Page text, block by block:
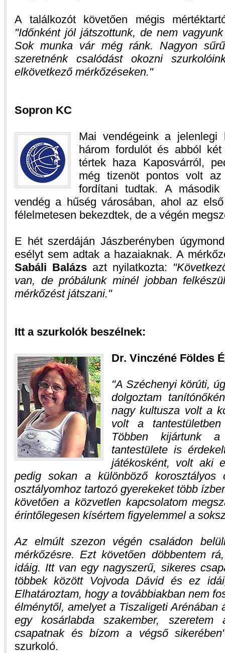
A találkozót követően mégis
Időnként jól játszottunk, de nem
Sok munka vár még ránk. Nagyon
szeretnénk csalódást okozni
elkövetkező mérkőzéseken.
Sopron KC
Mai vendégeink a jelenlegi
három fordulót és abból
tértek haza Kaposvárról,
még tizenöt pontos volt
fordítani tudtak. A
vendég a hűség városában, ahol az
félelmetesen bekezdtek, de a végén
E hét szerdáján Jászberényben
esélyt sem adtak a hazaiaknak. A
Sabáli Balázs azt nyilatkozta:
van, de próbálunk minél jobban
mérkőzést játszani.
Itt a szurkolók beszélnek:
Dr. Vinczéné Földes
A Széchenyi körúti,
dolgoztam
nagy kultusza volt a
volt a
Többen kijártunk
tantestülete is
játékosként, volt aki
pedig sokan a különböző korosztályos
osztályomhoz tartozó gyerekeket több
követően a közvetlen kapcsolatom
érintőlegesen kísértem figyelemmel a
Az elmúlt szezon végén családon
mérkőzésre. Ezt követően döbbentem
idáig. Itt van egy nagyszerű, sikeres
többek között Vojvoda Dávid és ez
Elhatároztam, hogy a továbbiakban nem
élménytől, amelyet a Tiszaligeti Arénában
egy kosárlabda szakember,
csapatnak és bízom a végső sikerében
szurkoló.